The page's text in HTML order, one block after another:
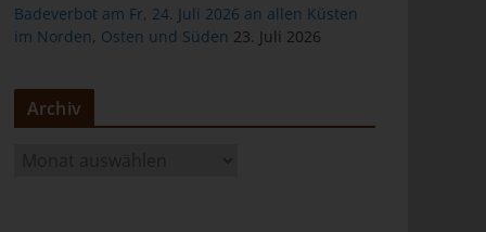
Badeverbot am Fr, 24. Juli 2026 an allen Küsten
im Norden, Osten und Süden 23. Juli 2026
Archiv